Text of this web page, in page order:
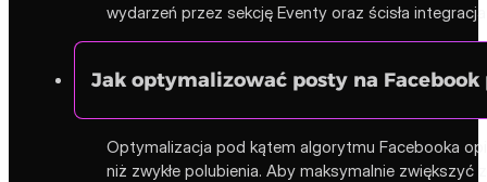
wydarzeń przez sekcję Eventy oraz ścisła
Jak optymalizować posty na
Optymalizacja pod kątem algorytmu Facebooka
niż zwykłe polubienia. Aby maksymalnie